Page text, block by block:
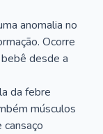
anomalia no
Ocorre
desde a
da febre
músculos